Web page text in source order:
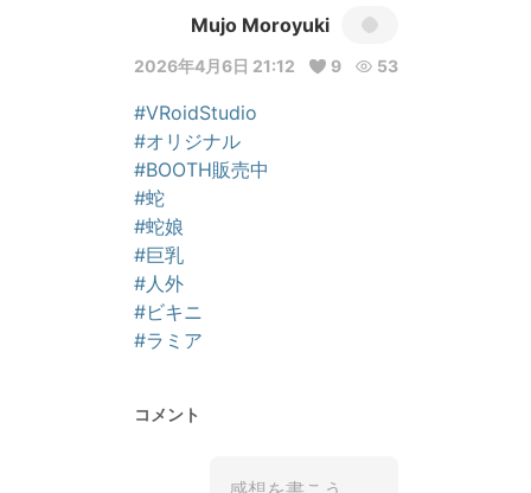
Mujo Moroyuki
2026年4月6日 21:12 9 53
#VRoidStudio
#オリジナル
#BOOTH販売中
#蛇
#蛇娘
#巨乳
#人外
#ビキニ
#ラミア
コメント